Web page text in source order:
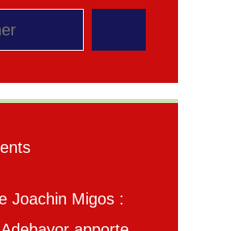
Joachin Migos :